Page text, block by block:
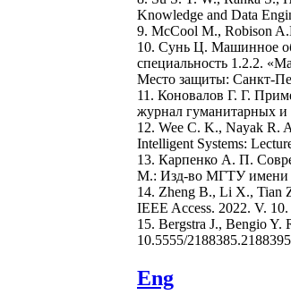
Knowledge and Data
9. McCool M., Robison
10. Сунь Ц. Машинное
специальность 1.2.2.
Место защиты: Санкт-
11. Коновалов Г. Г.
журнал гуманитарных и
12. Wee C. K., Nayak R.
Intelligent Systems:
13. Карпенко А. П.
М.: Изд-во МГТУ имени
14. Zheng B., Li X., Tian
IEEE Access. 2022. V.
15. Bergstra J., Bengio Y.
10.5555/2188385.2188395
Eng